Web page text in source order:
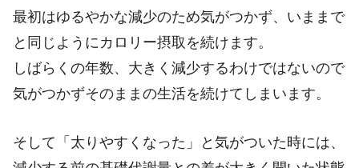
最初はゆるやかな減少のため気がつかず、いままで
と同じようにカロリー摂取を続けます。
しばらくの年数、大きく減少するわけではないので
気がつかずそのままの生活を続けてしまいます。
そして「太りやすくなった」と気がついた時には、